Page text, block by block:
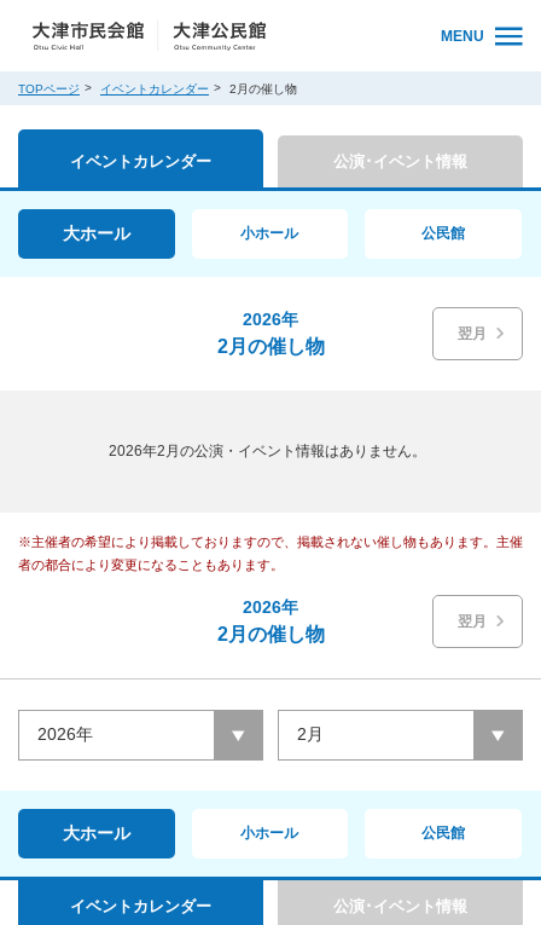
MENU
TOPページ イベントカレンダー 2月の催し物
イベントカレンダー 公演･イベント情報
大ホール 小ホール 公民館
翌月
2026年
2月の催し物
2026年2月の公演・イベント情報はありません。
※主催者の希望により掲載しておりますので、掲載されない催し物もあります。主催
者の都合により変更になることもあります。
翌月
2026年
2月の催し物
2026年 2月
大ホール 小ホール 公民館
イベントカレンダー 公演･イベント情報